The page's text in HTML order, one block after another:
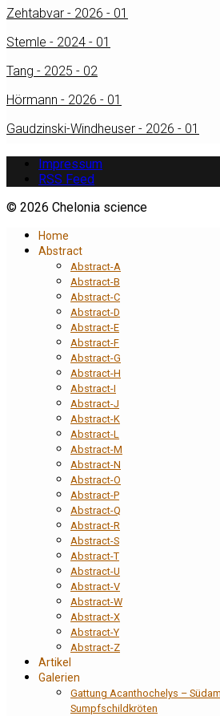
Zehtabvar - 2026 - 01
Stemle - 2024 - 01
Tang - 2025 - 02
Hörmann - 2026 - 01
Gaudzinski-Windheuser - 2026 - 01
Impressum
RSS Feed
© 2026 Chelonia science
Home
Abstract
Abstract-A
Abstract-B
Abstract-C
Abstract-D
Abstract-E
Abstract-F
Abstract-G
Abstract-H
Abstract-I
Abstract-J
Abstract-K
Abstract-L
Abstract-M
Abstract-N
Abstract-O
Abstract-P
Abstract-Q
Abstract-R
Abstract-S
Abstract-T
Abstract-U
Abstract-V
Abstract-W
Abstract-X
Abstract-Y
Abstract-Z
Artikel
Galerien
Gattung Acanthochelys –
Sumpfschildkröten